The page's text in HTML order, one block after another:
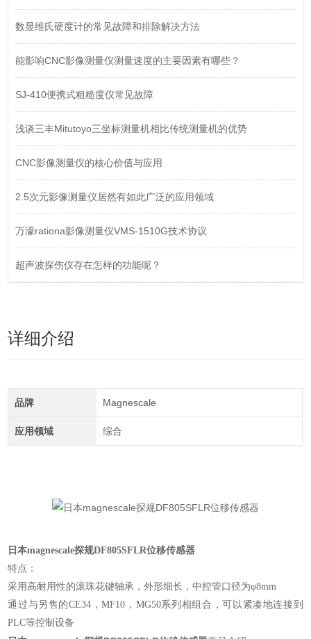
数显维氏硬度计的常见故障和排除解决方法
能影响CNC影像测量仪测量速度的主要因素有哪些？
SJ-410便携式粗糙度仪常见故障
浅谈三丰Mitutoyo三坐标测量机相比传统测量机的优势
CNC影像测量仪的核心价值与应用
2.5次元影像测量仪居然有如此广泛的应用领域
万濠rationa影像测量仪VMS-1510G技术协议
超声波探伤仪存在怎样的功能呢？
详细介绍
品牌 Magnescale
应用领域 综合
日本magnescale探规DF805SFLR位移传感器
特点：
采用高耐用性的滚珠花键轴承，外形细长，中控管口径为φ8mm
通过与另售的CE34，MF10，MG50系列相组合，可以紧凑地连接到
PLC等控制设备